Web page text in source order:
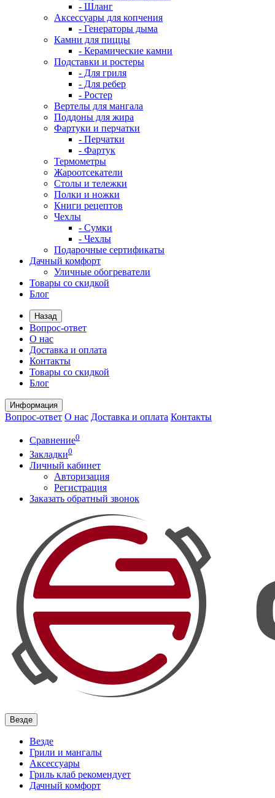
- Шланг
Аксессуары для копчения
- Генераторы дыма
Камни для пиццы
- Керамические камни
Подставки и ростеры
- Для гриля
- Для ребер
- Ростер
Вертелы для мангала
Поддоны для жира
Фартуки и перчатки
- Перчатки
- Фартук
Термометры
Жароотсекатели
Столы и тележки
Полки и ножки
Книги рецептов
Чехлы
- Сумки
- Чехлы
Подарочные сертификаты
Дачный комфорт
Уличные обогреватели
Товары со скидкой
Блог
Назад
Вопрос-ответ
О нас
Доставка и оплата
Контакты
Товары со скидкой
Блог
Информация
Вопрос-ответ О нас Доставка и оплата Контакты
Сравнение0
Закладки0
Личный кабинет
Авторизация
Регистрация
Заказать обратный звонок
Везде
Везде
Грили и мангалы
Аксессуары
Гриль клаб рекомендует
Дачный комфорт